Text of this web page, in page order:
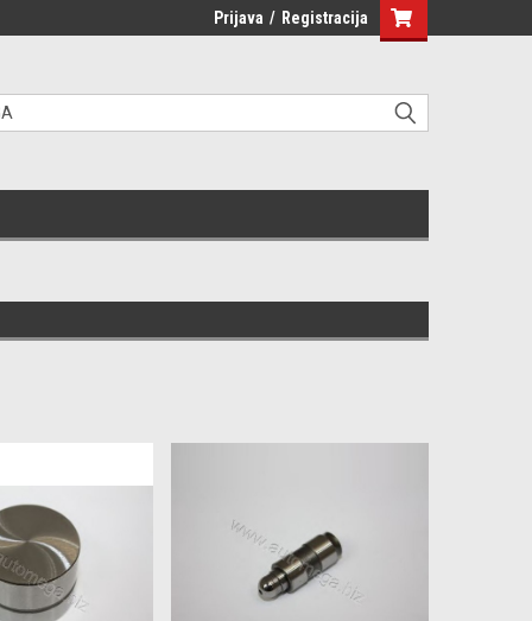
Prijava / Registracija